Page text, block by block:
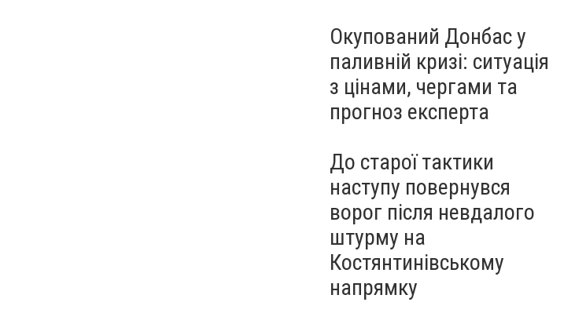
Окупований Донбас у
паливній кризі: ситуація
з цінами, чергами та
прогноз експерта
До старої тактики
наступу повернувся
ворог після невдалого
штурму на
Костянтинівському
напрямку